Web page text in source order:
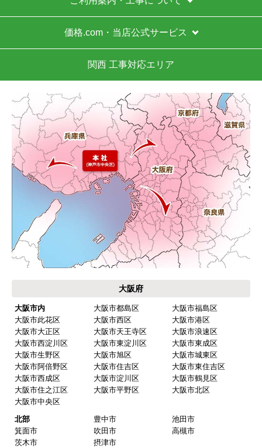
価格.com・当店公式サービス
関西 工事対応エリア
大阪府
大阪市内 大阪市都島区
大阪市福島区
大阪市此花区
大阪市西区
大阪市港区
大阪市大正区
大阪市天王寺区
大阪市浪速区
大阪市西淀川区
大阪市東淀川区
大阪市東成区
大阪市生野区
大阪市旭区
大阪市城東区
大阪市阿倍野区
大阪市住吉区
大阪市東住吉区
大阪市西成区
大阪市淀川区
大阪市鶴見区
大阪市住之江区
大阪市平野区
大阪市北区
大阪市中央区
北部
豊中市
池田市
箕面市
吹田市
高槻市
茨木市
摂津市